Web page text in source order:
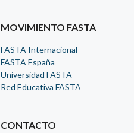
MOVIMIENTO FASTA
FASTA Internacional
FASTA España
Universidad FASTA
Red Educativa FASTA
CONTACTO